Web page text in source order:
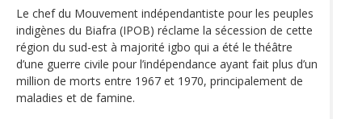
Le chef du Mouvement indépendantiste pour les peuples
indigènes du Biafra (IPOB) réclame la sécession de cette
région du sud-est à majorité igbo qui a été le théâtre
d’une guerre civile pour l’indépendance ayant fait plus d’un
million de morts entre 1967 et 1970, principalement de
maladies et de famine.